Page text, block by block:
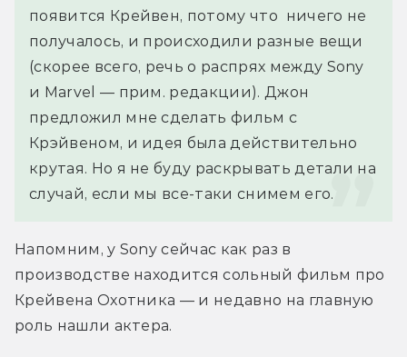
появится Крейвен, потому что  ничего не
получалось, и происходили разные вещи
(скорее всего, речь о распрях между Sony
и Marvel — прим. редакции). Джон
предложил мне сделать фильм с
Крэйвеном, и идея была действительно
крутая. Но я не буду раскрывать детали на
случай, если мы все-таки снимем его.
Напомним, у Sony сейчас как раз в
производстве находится сольный фильм про
Крейвена Охотника — и недавно на главную
роль нашли актера.